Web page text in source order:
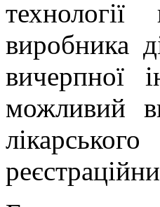
виробника
вичерпної
можливий